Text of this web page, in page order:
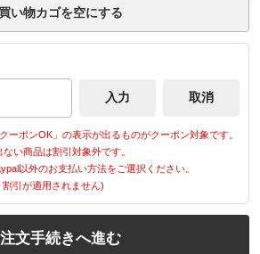
買い物カゴを空にする
ーポンOK」の表示が出るものがクーポン対象です。
い商品は割引対象外です。
以外のお支払い方法をご選択ください。
引が適用されません)
注文手続きへ進む